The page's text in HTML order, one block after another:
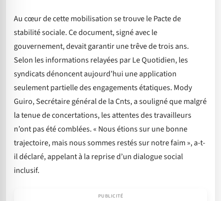
Au cœur de cette mobilisation se trouve le Pacte de
stabilité sociale. Ce document, signé avec le
gouvernement, devait garantir une trêve de trois ans.
Selon les informations relayées par Le Quotidien, les
syndicats dénoncent aujourd’hui une application
seulement partielle des engagements étatiques. Mody
Guiro, Secrétaire général de la Cnts, a souligné que malgré
la tenue de concertations, les attentes des travailleurs
n’ont pas été comblées. « Nous étions sur une bonne
trajectoire, mais nous sommes restés sur notre faim », a-t-
il déclaré, appelant à la reprise d’un dialogue social
inclusif.